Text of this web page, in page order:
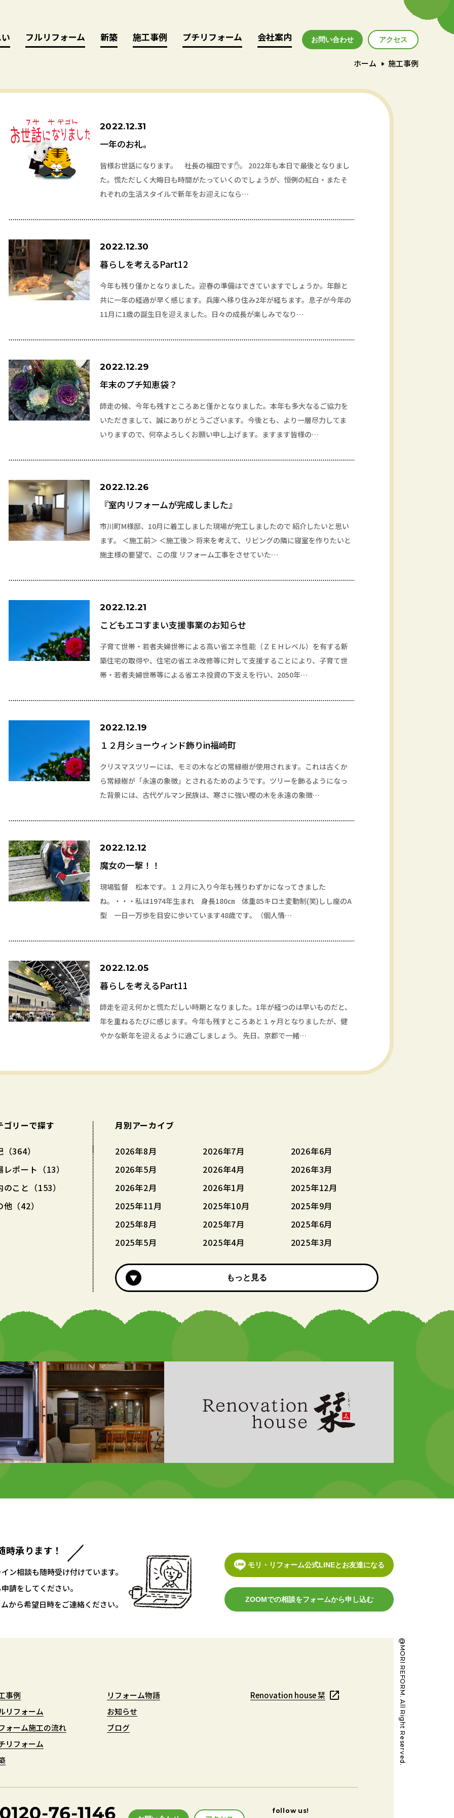
フルリフォーム
フルリフォーム 新築
新築 施工事例
施工事例 プチリフォーム
プチリフォーム 会社案内
会社案内 お問い合わせ アクセス
アクセス
ホーム 施工事例
2022.12.31
一年のお礼。
皆様お世話になります。 社長の福田です✋。 2022年も本日で最後となりまし
た。慌ただしく大晦日も時間がたっていくのでしょうが、恒例の紅白・またそ
れぞれの生活スタイルで新年をお迎えになら…
2022.12.30
暮らしを考えるPart12
今年も残り僅かとなりました。迎春の準備はできていますでしょうか。年齢と
共に一年の経過が早く感じます。兵庫へ移り住み2年が経ちます。息子が今年の
11月に1歳の誕生日を迎えました。日々の成長が楽しみでなり…
2022.12.29
年末のプチ知恵袋？
師走の候、今年も残すところあと僅かとなりました。本年も多大なるご協力を
いただきまして、誠にありがとうございます。今後とも、より一層尽力してま
いりますので、何卒よろしくお願い申し上げます。ますます皆様の…
2022.12.26
『室内リフォームが完成しました』
市川町M様邸、10月に着工しました現場が完工しましたので 紹介したいと思い
ます。 ＜施工前＞ ＜施工後＞ 将来を考えて、リビングの隣に寝室を作りたいと
施主様の要望で、この度 リフォーム工事をさせていた…
2022.12.21
こどもエコすまい支援事業のお知らせ
子育て世帯・若者夫婦世帯による高い省エネ性能（ＺＥＨレベル）を有する新
築住宅の取得や、住宅の省エネ改修等に対して支援することにより、子育て世
帯・若者夫婦世帯等による省エネ投資の下支えを行い、2050年…
2022.12.19
１２月ショーウィンド飾りin福崎町
クリスマスツリーには、モミの木などの常緑樹が使用されます。これは古くか
ら常緑樹が「永遠の象徴」とされるためのようです。ツリーを飾るようになっ
た背景には、古代ゲルマン民族は、寒さに強い樫の木を永遠の象徴…
2022.12.12
魔女の一撃！！
現場監督 松本です。１２月に入り今年も残りわずかになってきました
ね。・・・私は1974年生まれ 身長180㎝ 体重85キロ±変動制(笑)しし座のA
型 一日一万歩を目安に歩いています48歳です。（個人情…
2022.12.05
暮らしを考えるPart11
師走を迎え何かと慌ただしい時期となりました。1年が経つのは早いものだと、
年を重ねるたびに感じます。今年も残すところあと１ヶ月となりましたが、健
やかな新年を迎えるように過ごしましょう。 先日、京都で一緒…
ゴリーで探す
364）
レポート（13）
のこと（153）
（42）
月別アーカイブ
2026年8月 2026年7月
2026年6月
2026年5月
2026年4月
2026年3月
2026年2月
2026年1月
2025年12月
2025年11月
2025年10月
2025年9月
2025年8月
2025年7月
2025年6月
2025年5月
2025年4月 2025年3月
もっと見る
もっと見る
時承ります！
ン相談も随時受け付けています。
請をしてください。
から希望日時をご連絡ください。
モリ・リフォーム公式LINEとお友達になる
ZOOMでの相談をフォームから申し込む
事例
事例
リフォーム
リフォーム
ォーム施工の流れ
ォーム施工の流れ
リフォーム
リフォーム
リフォーム物語
リフォーム物語
お知らせ
お知らせ
ブログ
ブログ
Renovation house 栞
Renovation house 栞 @MORI REFORM. All Right Reserved.